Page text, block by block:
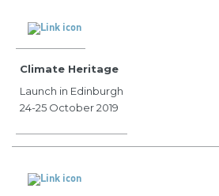
Climate Heritage
Launch in Edinburgh
24-25 October 2019